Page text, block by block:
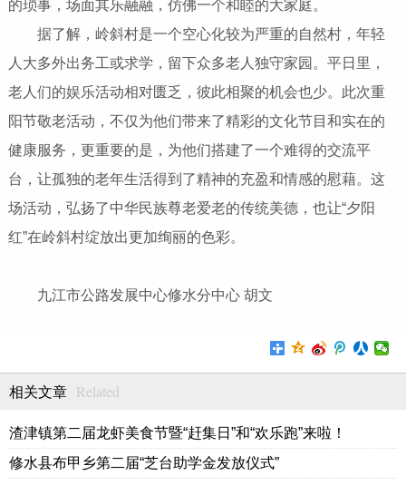
的琐事，场面其乐融融，仿佛一个和睦的大家庭。
据了解，岭斜村是一个空心化较为严重的自然村，年轻
人大多外出务工或求学，留下众多老人独守家园。平日里，
老人们的娱乐活动相对匮乏，彼此相聚的机会也少。此次重
阳节敬老活动，不仅为他们带来了精彩的文化节目和实在的
健康服务，更重要的是，为他们搭建了一个难得的交流平
台，让孤独的老年生活得到了精神的充盈和情感的慰藉。这
场活动，弘扬了中华民族尊老爱老的传统美德，也让“夕阳
红”在岭斜村绽放出更加绚丽的色彩。
九江市公路发展中心修水分中心 胡文
相关文章 Related
渣津镇第二届龙虾美食节暨“赶集日”和“欢乐跑”来啦！
修水县布甲乡第二届“芝台助学金发放仪式”